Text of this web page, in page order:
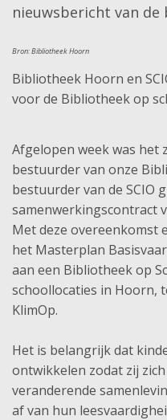
nieuwsbericht van de
Bron: Bibliotheek Hoorn
Bibliotheek Hoorn en
voor de Bibliotheek op
Afgelopen week was het
bestuurder van onze
bestuurder van de SCIO
samenwerkingscontract
Met deze overeenkomst
het Masterplan
aan een Bibliotheek op
schoollocaties in Hoorn,
KlimOp.
Het is belangrijk dat
ontwikkelen zodat zij
veranderende
af van hun